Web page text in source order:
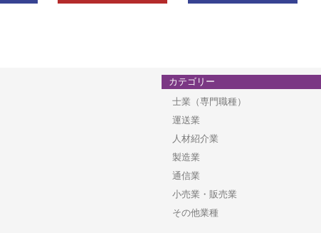
カテゴリー
士業（専門職種）
運送業
人材紹介業
製造業
通信業
小売業・販売業
その他業種